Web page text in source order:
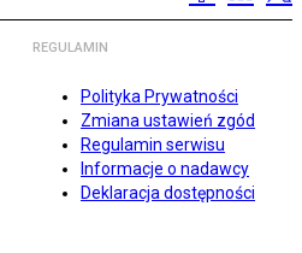
REGULAMIN
Polityka Prywatności
Zmiana ustawień zgód
Regulamin serwisu
Informacje o nadawcy
Deklaracja dostępności